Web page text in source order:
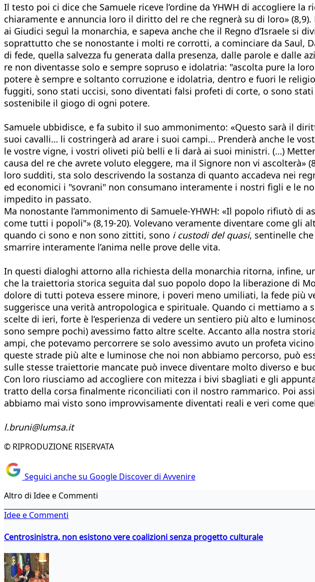
Il testo poi ci dice che Samuele riceve l’ordine da YHWH di accogliere
chiaramente e annuncia loro il diritto del re che regnerà su di loro»
ai Giudici seguì la monarchia, e sapeva anche che il Regno d’Israele si
soprattutto che se nonostante i molti re corrotti, a cominciare da Saul,
di fede, quella salvezza fu generata dalla presenza, dalle parole e dalle
re non diventasse solo e sempre sopruso e idolatria: "ascolta pure la
potere è sempre e soltanto corruzione e idolatria, dentro e fuori le
fuggiti, sono stati uccisi, sono diventati falsi profeti di corte, o sono
sostenibile il giogo di ogni potere.
Samuele ubbidisce, e fa subito il suo ammonimento: «Questo sarà il
suoi cavalli… li costringerà ad arare i suoi campi... Prenderà anche le
le vostre vigne, i vostri oliveti più belli e li darà ai suoi ministri. (…)
causa del re che avrete voluto eleggere, ma il Signore non vi
loro sudditi, sta solo descrivendo la sostanza di quanto accadeva nei
ed economici i "sovrani" non consumano interamente i nostri figli e le
impedito in passato.
Ma nonostante l’ammonimento di Samuele-YHWH: «Il popolo rifiutò di
come tutti i popoli"» (8,19-20). Volevano veramente diventare come gli
quando ci sono e non sono zittiti, sono i custodi del quasi, sentinelle
smarrire interamente l’anima nelle prove delle vita.
In questi dialoghi attorno alla richiesta della monarchia ritorna, infine,
che la traiettoria storica seguita dal suo popolo dopo la liberazione di
dolore di tutti poteva essere minore, i poveri meno umiliati, la fede più
suggerisce una verità antropologica e spirituale. Quando ci mettiamo
scelte di ieri, forte è l’esperienza di vedere un sentiero più alto e
sono sempre pochi) avessimo fatto altre scelte. Accanto alla nostra
ampi, che potevamo percorrere se solo avessimo avuto un profeta
queste strade più alte e luminose che noi non abbiamo percorso, può
sulle stesse traiettorie mancate può invece diventare molto diverso e
Con loro riusciamo ad accogliere con mitezza i bivi sbagliati e gli
tratto della corsa finalmente riconciliati con il nostro rammarico. Poi
abbiamo mai visto sono improvvisamente diventati reali e veri come
l.bruni@lumsa.it
© RIPRODUZIONE RISERVATA
Seguici anche su Google Discover di Avvenire
Altro di Idee e Commenti
Idee e Commenti
Centrosinistra, non esistono vere coalizioni senza progetto culturale